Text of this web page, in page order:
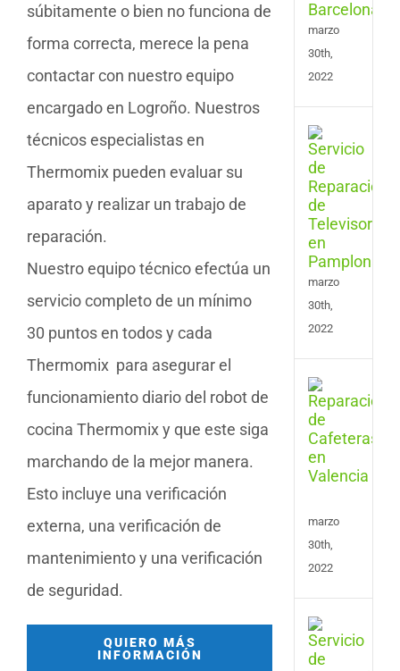
súbitamente o bien no funciona de
forma correcta, merece la pena
contactar con nuestro equipo
encargado en Logroño. Nuestros
técnicos especialistas en
Thermomix pueden evaluar su
aparato y realizar un trabajo de
reparación.
Nuestro equipo técnico efectúa un
servicio completo de un mínimo
30 puntos en todos y cada
Thermomix para asegurar el
funcionamiento diario del robot de
cocina Thermomix y que este siga
marchando de la mejor manera.
Esto incluye una verificación
externa, una verificación de
mantenimiento y una verificación
de seguridad.
QUIERO MÁS
INFORMACIÓN
marzo
30th,
2022
de
en
marzo
30th,
2022
de
de
en
marzo
30th,
2022